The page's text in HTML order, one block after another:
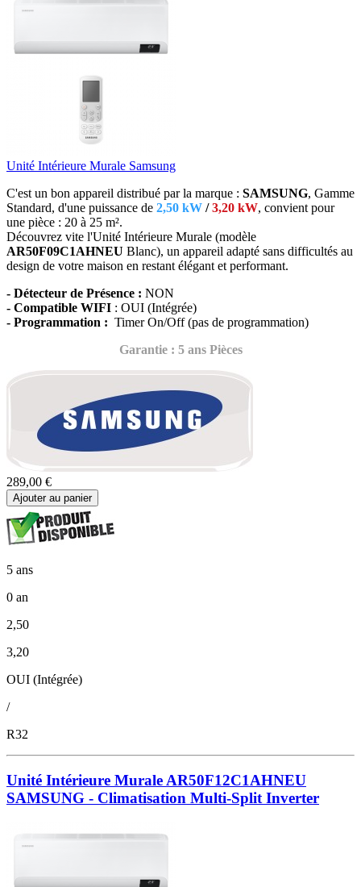
Unité Intérieure Murale Samsung
C'est un bon appareil distribué par la marque : SAMSUNG, Gamme
Standard, d'une puissance de 2,50 kW /3,20 kW, convient pour
une pièce : 20 à 25 m².
Découvrez vite l'Unité Intérieure Murale (modèle
AR50F09C1AHNEU Blanc), un appareil adapté sans difficultés au
design de votre maison en restant élégant et performant.
- Détecteur de Présence : NON
- Compatible WIFI : OUI (Intégrée)
- Programmation : Timer On/Off (pas de programmation)
Garantie : 5 ans Pièces
289,00 €
Ajouter au panier
5 ans
0 an
2,50
3,20
OUI (Intégrée)
/
R32
Unité Intérieure Murale AR50F12C1AHNEU
SAMSUNG - Climatisation Multi-Split Inverter